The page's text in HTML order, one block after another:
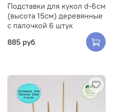
Подставки для кукол d-6см
(высота 15см) деревянные
с палочкой 6 штук
885 руб